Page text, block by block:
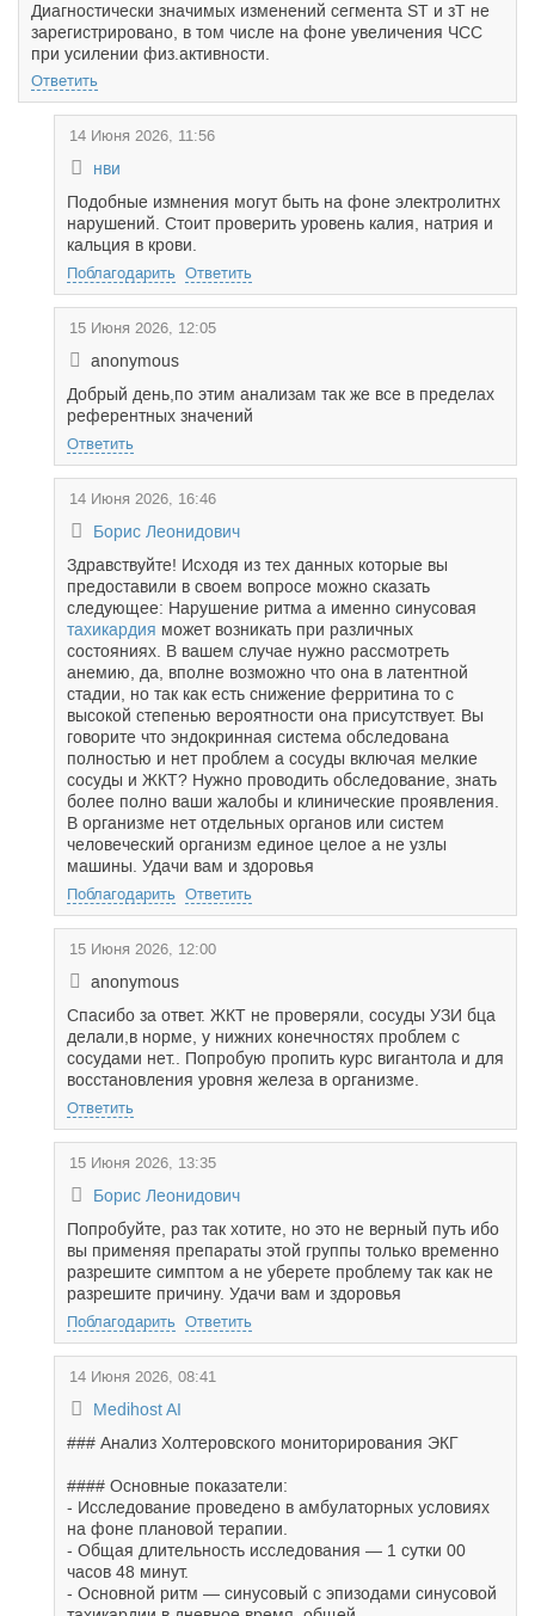
Диагностически значимых изменений сегмента ST и зТ не
зарегистрировано, в том числе на фоне увеличения ЧСС
при усилении физ.активности.
Ответить
14 Июня 2026, 11:56
нви
Подобные измнения могут быть на фоне электролитнх
нарушений. Стоит проверить уровень калия, натрия и
кальция в крови.
Поблагодарить Ответить
15 Июня 2026, 12:05
anonymous
Добрый день,по этим анализам так же все в пределах
референтных значений
Ответить
14 Июня 2026, 16:46
Борис Леонидович
Здравствуйте! Исходя из тех данных которые вы
предоставили в своем вопросе можно сказать
следующее: Нарушение ритма а именно синусовая
тахикардия может возникать при различных
состояниях. В вашем случае нужно рассмотреть
анемию, да, вполне возможно что она в латентной
стадии, но так как есть снижение ферритина то с
высокой степенью вероятности она присутствует. Вы
говорите что эндокринная система обследована
полностью и нет проблем а сосуды включая мелкие
сосуды и ЖКТ? Нужно проводить обследование, знать
более полно ваши жалобы и клинические проявления.
В организме нет отдельных органов или систем
человеческий организм единое целое а не узлы
машины. Удачи вам и здоровья
Поблагодарить Ответить
15 Июня 2026, 12:00
anonymous
Спасибо за ответ. ЖКТ не проверяли, сосуды УЗИ бца
делали,в норме, у нижних конечностях проблем с
сосудами нет.. Попробую пропить курс вигантола и для
восстановления уровня железа в организме.
Ответить
15 Июня 2026, 13:35
Борис Леонидович
Попробуйте, раз так хотите, но это не верный путь ибо
вы применяя препараты этой группы только временно
разрешите симптом а не уберете проблему так как не
разрешите причину. Удачи вам и здоровья
Поблагодарить Ответить
14 Июня 2026, 08:41
Medihost AI
### Анализ Холтеровского мониторирования ЭКГ
#### Основные показатели:
- Исследование проведено в амбулаторных условиях
на фоне плановой терапии.
- Общая длительность исследования — 1 сутки 00
часов 48 минут.
- Основной ритм — синусовый с эпизодами синусовой